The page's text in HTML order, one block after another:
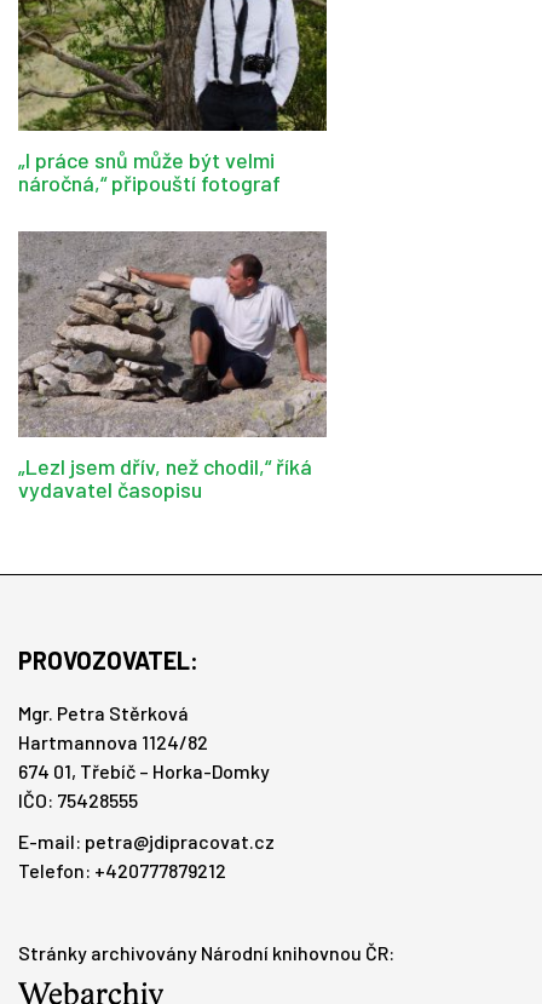
„I práce snů může být velmi
náročná,“ připouští fotograf
„Lezl jsem dřív, než chodil,“ říká
vydavatel časopisu
PROVOZOVATEL:
Mgr. Petra Stěrková
Hartmannova 1124/82
674 01, Třebíč – Horka-Domky
IČO: 75428555
E-mail: petra@jdipracovat.cz
Telefon: +420777879212
Stránky archivovány Národní knihovnou ČR: